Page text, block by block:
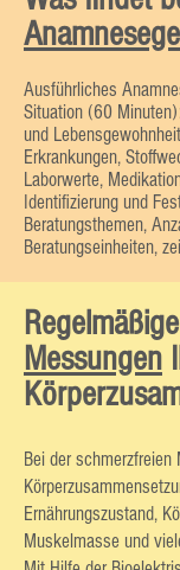
Ausführliches
Situation (60
und
Erkrankungen,
Laborwerte,
Identifizierung und
Beratungsthemen,
Beratungseinheiten,
Regelmäßige
Messungen
Bei der schmerzfreien
Ernährungszustand,
Muskelmasse und